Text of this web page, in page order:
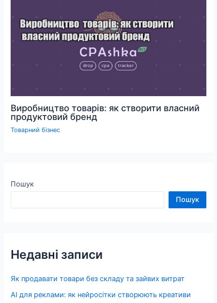
Виробництво товарів: як створити власний
продуктовий бренд
Товарний бізнес
Пошук
Пошук
Недавні записи
Як продавати товари без складу та зайвих витрат
AI для реклами: як нейросітки створюють креативи